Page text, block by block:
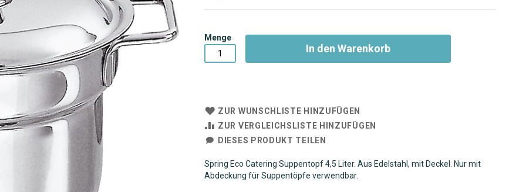
Menge
In den Warenkorb
ZUR WUNSCHLISTE HINZUFÜGEN
ZUR VERGLEICHSLISTE HINZUFÜGEN
DIESES PRODUKT TEILEN
Spring Eco Catering Suppentopf 4,5 Liter. Aus Edelstahl, mit Deckel. Nur mit
Abdeckung für Suppentöpfe verwendbar.